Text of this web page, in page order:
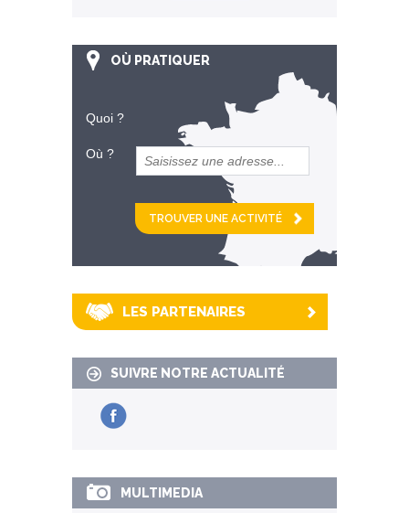
OÙ PRATIQUER
Quoi ?
Où ?
et
km alentour
LES PARTENAIRES
SUIVRE NOTRE ACTUALITÉ
MULTIMEDIA